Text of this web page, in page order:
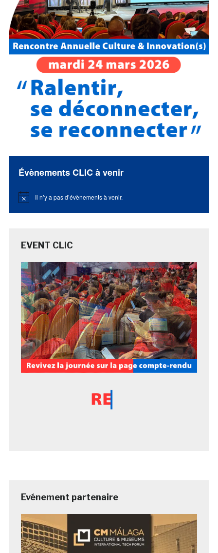
Évènements CLIC à venir
Notice Il n’y a pas d’évènements à venir.
EVENT CLIC
Evénement partenaire